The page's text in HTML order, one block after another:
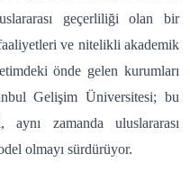
geçerliliği olan bir
ve nitelikli akademik
önde gelen kurumları
Gelişim Üniversitesi; bu
aynı zamanda uluslararası
olmayı sürdürüyor.